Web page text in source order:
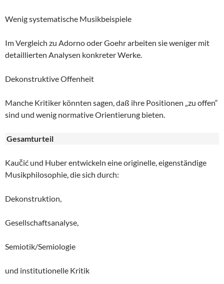
Wenig systematische Musikbeispiele
Im Vergleich zu Adorno oder Goehr arbeiten sie weniger mit
detaillierten Analysen konkreter Werke.
Dekonstruktive Offenheit
Manche Kritiker könnten sagen, daß ihre Positionen „zu offen“
sind und wenig normative Orientierung bieten.
Gesamturteil
Kaučić und Huber entwickeln eine originelle, eigenständige
Musikphilosophie, die sich durch:
Dekonstruktion,
Gesellschaftsanalyse,
Semiotik/Semiologie
und institutionelle Kritik